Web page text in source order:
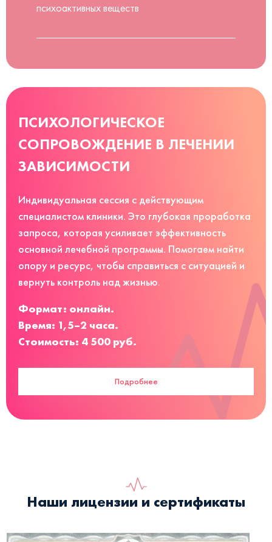
психоактивных веществ
ПСИХОЛОГИЧЕСКОЕ
СОПРОВОЖДЕНИЕ В ЛЕЧЕНИИ
ЗАВИСИМОСТИ
Индивидуальная сессия с действующим
специалистом клиники. Это глубокая проработка
запроса, которая усиливает эффективность
основной лечебной программы. Помогаем найти
опору и ресурс, чтобы справиться с ситуацией и
вернуть контроль над жизнью.
Формат: онлайн.
Время: 1,5–2 часа.
Стоимость: 4 500 руб.
Подробнее
Наши лицензии и сертификаты